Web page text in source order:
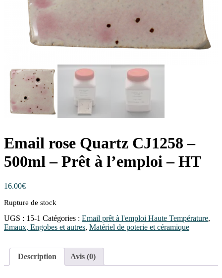
Email rose Quartz CJ1258 –
500ml – Prêt à l’emploi – HT
16.00€
Rupture de stock
UGS : 15-1 Catégories : Email prêt à l'emploi Haute Température,
Emaux, Engobes et autres, Matériel de poterie et céramique
Description Avis (0)